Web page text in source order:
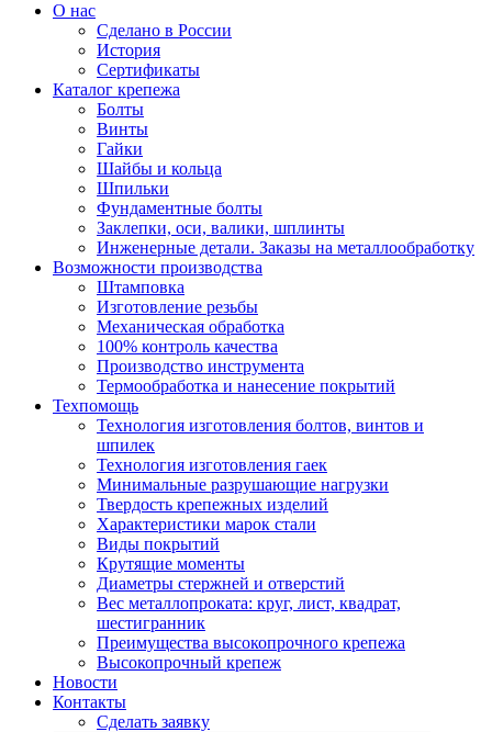
О нас
Сделано в России
История
Сертификаты
Каталог крепежа
Болты
Винты
Гайки
Шайбы и кольца
Шпильки
Фундаментные болты
Заклепки, оси, валики, шплинты
Инженерные детали. Заказы на металлообработку
Возможности производства
Штамповка
Изготовление резьбы
Механическая обработка
100% контроль качества
Производство инструмента
Термообработка и нанесение покрытий
Техпомощь
Технология изготовления болтов, винтов и
шпилек
Технология изготовления гаек
Минимальные разрушающие нагрузки
Твердость крепежных изделий
Характеристики марок стали
Виды покрытий
Крутящие моменты
Диаметры стержней и отверстий
Вес металлопроката: круг, лист, квадрат,
шестигранник
Преимущества высокопрочного крепежа
Высокопрочный крепеж
Новости
Контакты
Сделать заявку